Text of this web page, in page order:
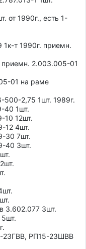
от 1990г., есть 1-
1к-т 1990г. приемн.
приемн. 2.003.005-01
01 на раме
2,75 1шт. 1989г.
40 1шт.
10 12шт.
12 4шт.
30 7шт.
40 3шт.
3.602.077 3шт.
23ГВВ, РП15-23ШВВ